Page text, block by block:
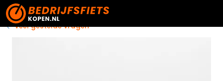
Veel gestelde vragen